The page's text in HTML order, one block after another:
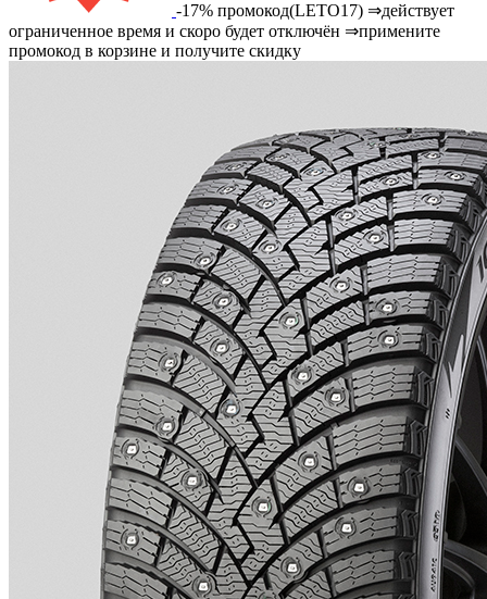
-17% промокод(LETO17) ⇒действует
ограниченное время и скоро будет отключён ⇒примените
промокод в корзине и получите скидку